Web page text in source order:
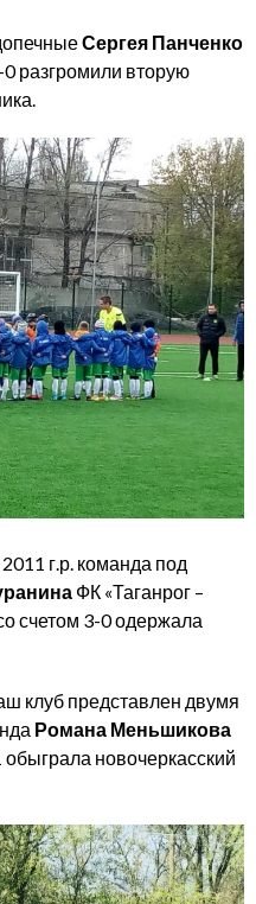
Сергея Панченко
разгромили вторую
г.р. команда под
ФК «Таганрог –
счетом 3-0 одержала
клуб представлен двумя
Романа Меньшикова
новочеркасский